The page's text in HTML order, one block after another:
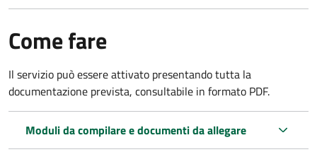
Come fare
Il servizio può essere attivato presentando tutta la
documentazione prevista, consultabile in formato PDF.
Moduli da compilare e documenti da allegare